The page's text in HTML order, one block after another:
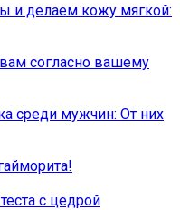
и делаем кожу мягкой:
согласно вашему
среди мужчин: От них
с цедрой